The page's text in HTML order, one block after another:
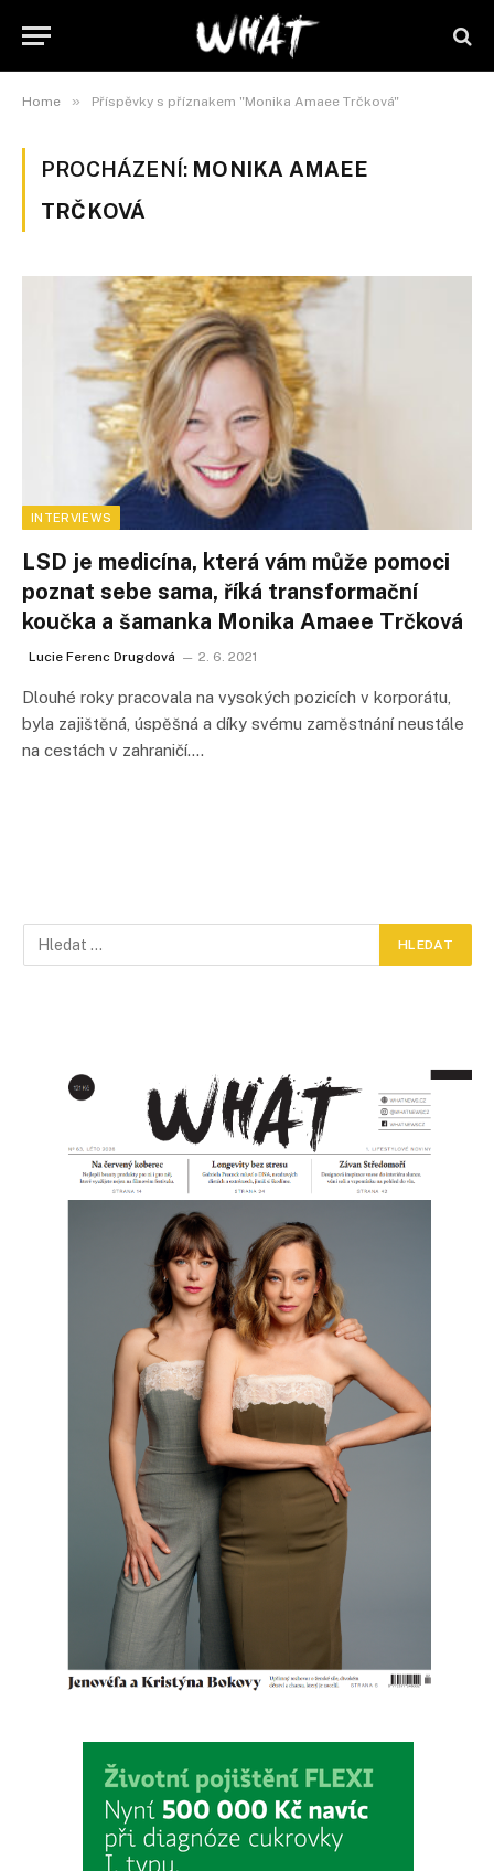
Home » Příspěvky s příznakem "Monika Amaee Trčková"
PROCHÁZENÍ: MONIKA AMAEE
TRČKOVÁ
INTERVIEWS
LSD je medicína, která vám může pomoci
poznat sebe sama, říká transformační
koučka a šamanka Monika Amaee Trčková
Lucie Ferenc Drugdová 2. 6. 2021
Dlouhé roky pracovala na vysokých pozicích v korporátu,
byla zajištěná, úspěšná a díky svému zaměstnání neustále
na cestách v zahraničí.…